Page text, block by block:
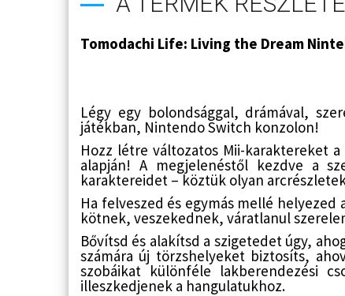
Tomodachi Life: Living the Dream
Légy egy bolondsággal, drámával,
játékban, Nintendo Switch konzolon!
Hozz létre változatos Mii-karaktereket
alapján! A megjelenéstől kezdve a
karaktereidet – köztük olyan
Ha felveszed és egymás mellé
kötnek, veszekednek, váratlanul
Bővítsd és alakítsd a szigetedet úgy,
számára új törzshelyeket biztosíts,
szobáikat különféle lakberendezési
illeszkedjenek a hangulatukhoz.